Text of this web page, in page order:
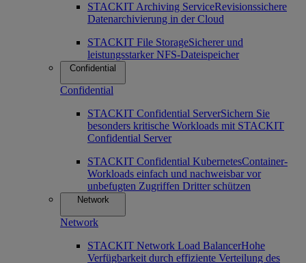
STACKIT Archiving ServiceRevisionssichere
Datenarchivierung in der Cloud
STACKIT File StorageSicherer und
leistungsstarker NFS-Dateispeicher
Confidential
Confidential
STACKIT Confidential ServerSichern Sie
besonders kritische Workloads mit STACKIT
Confidential Server
STACKIT Confidential KubernetesContainer-
Workloads einfach und nachweisbar vor
unbefugten Zugriffen Dritter schützen
Network
Network
STACKIT Network Load BalancerHohe
Verfügbarkeit durch effiziente Verteilung des